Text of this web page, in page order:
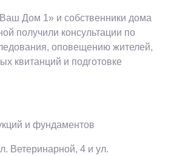
Дом 1» и собственники дома
получили консультации по
оповещению жителей,
квитанций и подготовке
и фундаментов
Ветеринарной, 4 и ул.